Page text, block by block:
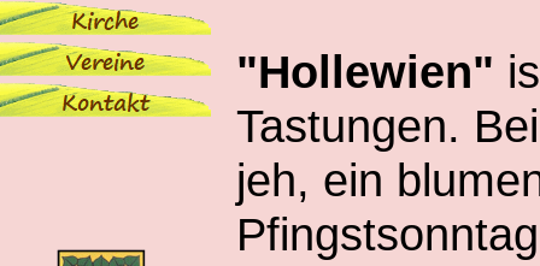
"Hollewien"
Tastungen.
jeh, ein